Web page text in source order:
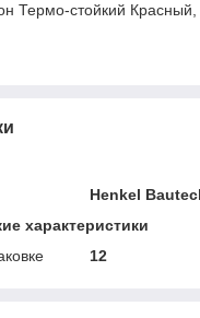
Термо-стойкий
Henkel
характеристики
12